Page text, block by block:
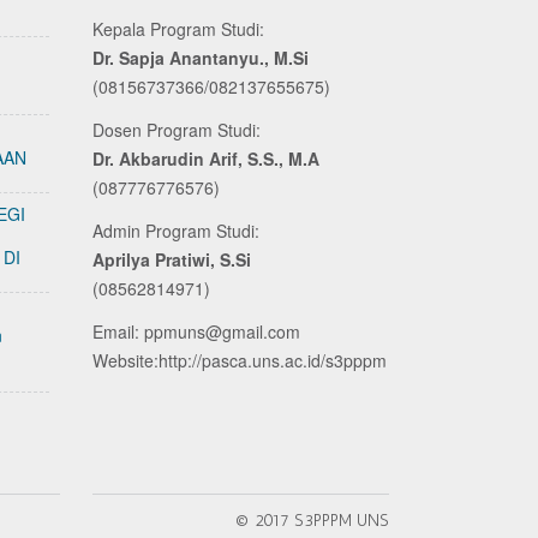
Kepala Program Studi:
Dr. Sapja Anantanyu., M.Si
(08156737366/082137655675)
Dosen Program Studi:
Dr. Akbarudin Arif, S.S., M.A
(087776776576)
Admin Program Studi:
Aprilya Pratiwi, S.Si
(08562814971)
Email: ppmuns@gmail.com
Website:http://pasca.uns.ac.id/s3pppm
© 2017 S3PPPM UNS